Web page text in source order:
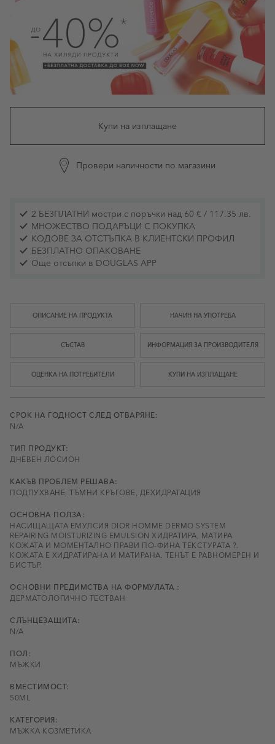
Купи на изплащане
Провери наличности по магазини
2 БЕЗПЛАТНИ мостри с поръчки над 60 € / 117.35 лв.
МНОЖЕСТВО ПОДАРЪЦИ С ПОКУПКА
КОДОВЕ ЗА ОТСТЪПКА В КЛИЕНТСКИ ПРОФИЛ
БЕЗПЛАТНО ОПАКОВАНЕ
Още отсъпки в DOUGLAS APP
ОПИСАНИЕ НА ПРОДУКТА НАЧИН НА УПОТРЕБА
СЪСТАВ ИНФОРМАЦИЯ ЗА ПРОИЗВОДИТЕЛЯ
ОЦЕНКА НА ПОТРЕБИТЕЛИ КУПИ НА ИЗПЛАЩАНЕ
СРОК НА ГОДНОСТ СЛЕД ОТВАРЯНЕ:
N/A
ТИП ПРОДУКТ:
ДНЕВЕН ЛОСИОН
КАКЪВ ПРОБЛЕМ РЕШАВА:
ПОДПУХВАНЕ, ТЪМНИ КРЪГОВЕ, ДЕХИДРАТАЦИЯ
ОСНОВНА ПОЛЗА:
НАСИЩАЩАТА ЕМУЛСИЯ DIOR HOMME DERMO SYSTEM
REPAIRING MOISTURIZING EMULSION ХИДРАТИРА, МАТИРА
КОЖАТА И МОМЕНТАЛНО ПРАВИ ПО-ФИНА ТЕКСТУРАТА ?.
КОЖАТА Е ХИДРАТИРАНА И МАТИРАНА. ТЕНЪТ Е РАВНОМЕРЕН И
БИСТЪР.
ОСНОВНИ ПРЕДИМСТВА НА ФОРМУЛАТА :
ДЕРМАТОЛОГИЧНО ТЕСТВАН
СЛЪНЦЕЗАЩИТА:
N/A
ПОЛ:
МЪЖКИ
ВМЕСТИМОСТ:
50ML
КАТЕГОРИЯ:
МЪЖКА КОЗМЕТИКА